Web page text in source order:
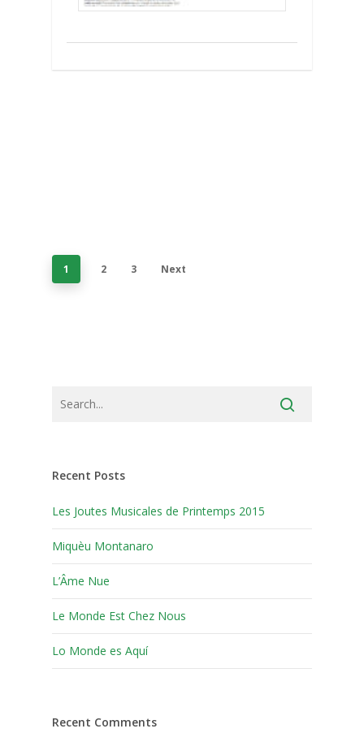
1 2 3 Next
Recent Posts
Les Joutes Musicales de Printemps 2015
Miquèu Montanaro
L’Âme Nue
Le Monde Est Chez Nous
Lo Monde es Aquí
Recent Comments